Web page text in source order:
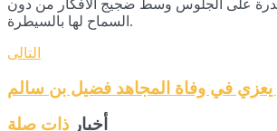
على الجلوس وسط ضجيج الأفكار من دون
السماح لها بالسيطرة.
التالى
يعزي في وفاة المجاهد فضيل بن سالم
أخبار ذات صلة